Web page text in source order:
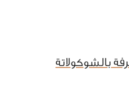
بالشوكولاتة